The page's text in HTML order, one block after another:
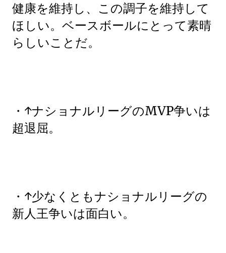
健康を維持し、この調子を維持して
ほしい。ベースボールにとって素晴
らしいことだ。
・↑ナショナルリーグのMVP争いは
超退屈。
・↑少なくともナショナルリーグの
新人王争いは面白い。